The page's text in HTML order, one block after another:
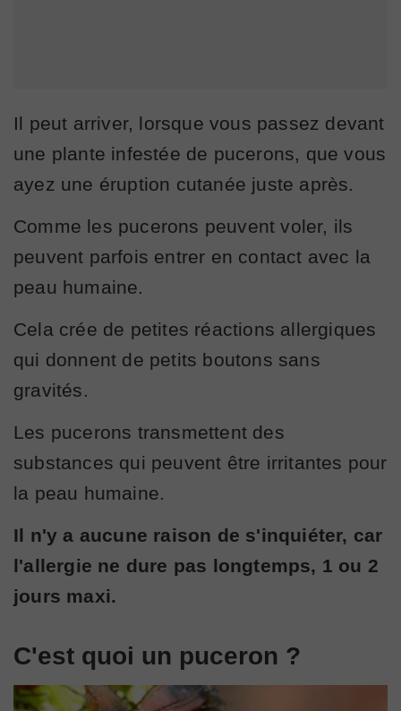
Il peut arriver, lorsque vous passez devant
une plante infestée de pucerons, que vous
ayez une éruption cutanée juste après.
Comme les pucerons peuvent voler, ils
peuvent parfois entrer en contact avec la
peau humaine.
Cela crée de petites réactions allergiques
qui donnent de petits boutons sans
gravités.
Les pucerons transmettent des
substances qui peuvent être irritantes pour
la peau humaine.
Il n'y a aucune raison de s'inquiéter, car
l'allergie ne dure pas longtemps, 1 ou 2
jours maxi.
C'est quoi un puceron ?